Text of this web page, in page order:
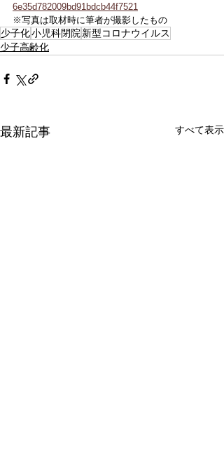
6e35d782009bd91bdcb44f7521
※写真は取材時に筆者が撮影したもの
少子化小児科閉院新型コロナウイルス
少子高齢化
最新記事 すべて表示